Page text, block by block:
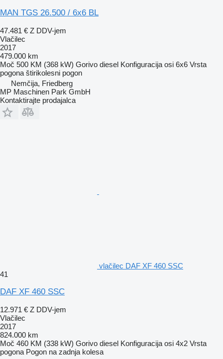
MAN TGS 26.500 / 6x6 BL
47.481 € Z DDV-jem
Vlačilec
2017
479.000 km
Moč 500 KM (368 kW) Gorivo diesel Konfiguracija osi 6x6 Vrsta
pogona štirikolesni pogon
Nemčija, Friedberg
MP Maschinen Park GmbH
Kontaktirajte prodajalca
vlačilec DAF XF 460 SSC
41
DAF XF 460 SSC
12.971 € Z DDV-jem
Vlačilec
2017
824.000 km
Moč 460 KM (338 kW) Gorivo diesel Konfiguracija osi 4x2 Vrsta
pogona Pogon na zadnja kolesa